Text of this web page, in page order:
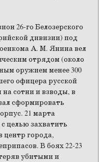
26-го Белозерского
дивизии) под
А. М. Янина вел
отрядом (около
оружием менее 300
офицера русской
сотни и взводы, в
сформировать
21 марта
целью захватить
центр города,
В боях 22-23
убитыми и